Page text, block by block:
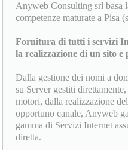
Anyweb Consulting srl basa
competenze maturate a Pisa
Fornitura di tutti i servizi
la realizzazione di un sito e
Dalla gestione dei nomi a
su Server gestiti
motori, dalla realizzazione
opportuno canale, Anyweb
gamma di Servizi Internet
diretta.